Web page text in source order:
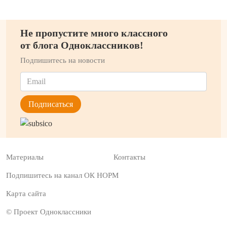
Не пропустите много классного
от блога Одноклассников!
Подпишитесь на новости
Материалы Контакты
Подпишитесь на канал ОК НОРМ
Карта сайта
© Проект Одноклассники